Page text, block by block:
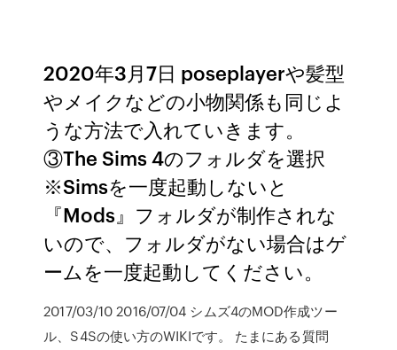
2020年3月7日 poseplayerや髪型
やメイクなどの小物関係も同じよ
うな方法で入れていきます。
③The Sims 4のフォルダを選択
※Simsを一度起動しないと
『Mods』フォルダが制作されな
いので、フォルダがない場合はゲ
ームを一度起動してください。
2017/03/10 2016/07/04 シムズ4のMOD作成ツー
ル、S4Sの使い方のWIKIです。 たまにある質問